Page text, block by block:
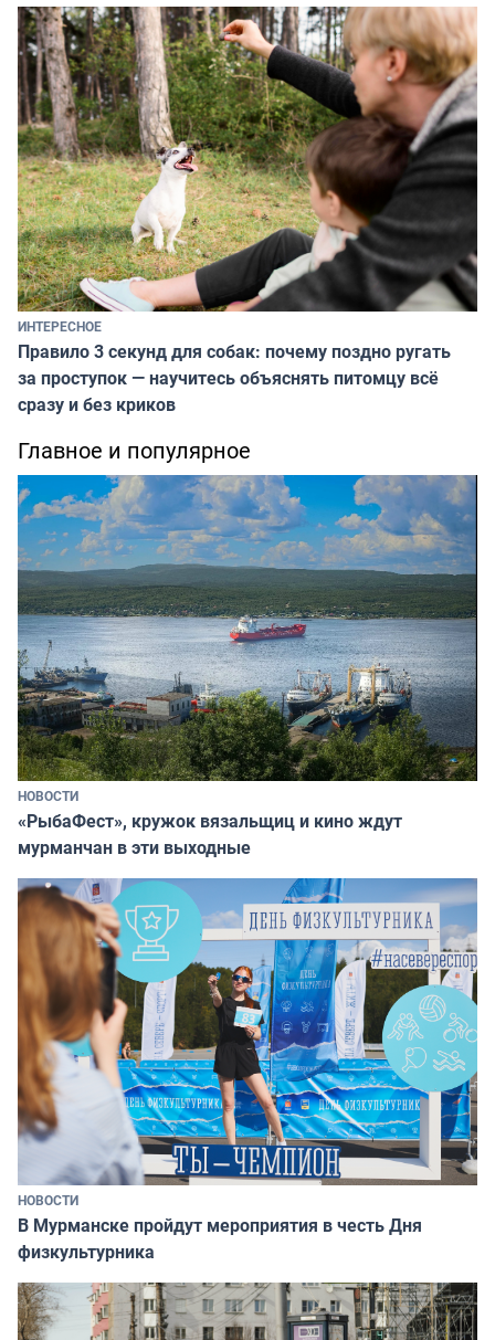
ИНТЕРЕСНОЕ
Правило 3 секунд для собак: почему поздно ругать
за проступок — научитесь объяснять питомцу всё
сразу и без криков
Главное и популярное
НОВОСТИ
«РыбаФест», кружок вязальщиц и кино ждут
мурманчан в эти выходные
НОВОСТИ
В Мурманске пройдут мероприятия в честь Дня
физкультурника